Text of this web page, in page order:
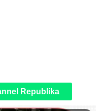
Republika